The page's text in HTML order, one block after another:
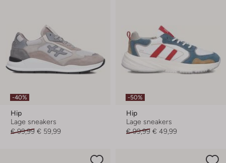
-40%
Hip
Lage sneakers
€ 99,99 € 59,99
-50%
Hip
Lage sneakers
€ 99,99 € 49,99